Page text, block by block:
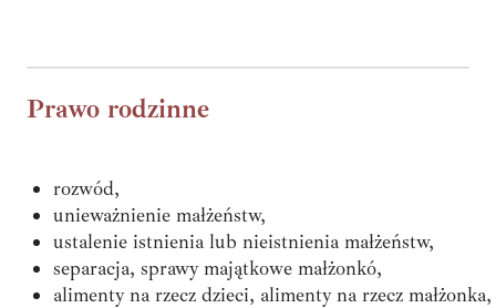
Prawo rodzinne
rozwód,
unieważnienie małżeństw,
ustalenie istnienia lub nieistnienia małżeństw,
separacja, sprawy majątkowe małżonkó,
alimenty na rzecz dzieci, alimenty na rzecz małżonka,